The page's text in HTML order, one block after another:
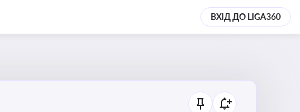
ВХІД ДО LIGA360